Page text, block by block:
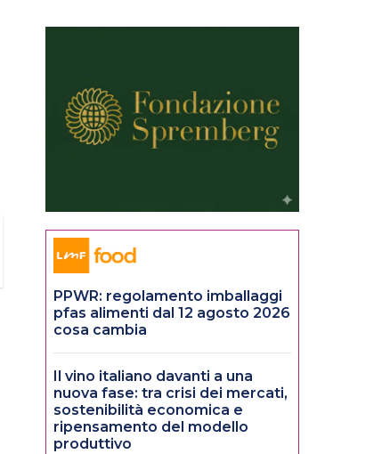
PPWR: regolamento imballaggi
pfas alimenti dal 12 agosto 2026
cosa cambia
Il vino italiano davanti a una
nuova fase: tra crisi dei mercati,
sostenibilità economica e
ripensamento del modello
produttivo